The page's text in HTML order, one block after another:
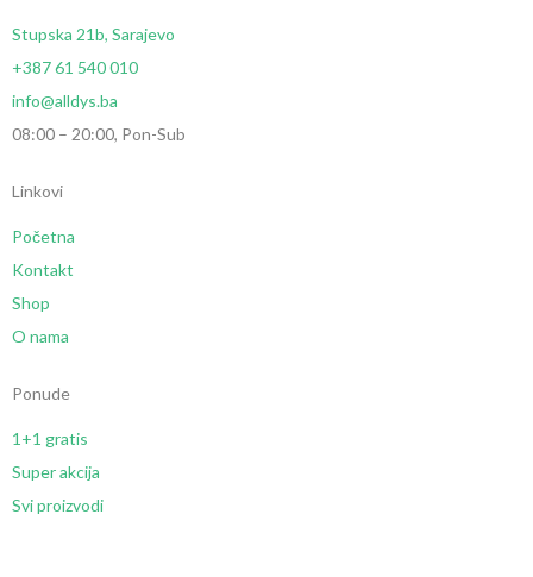
Stupska 21b, Sarajevo
+387 61 540 010
info@alldys.ba
08:00 – 20:00, Pon-Sub
Linkovi
Početna
Kontakt
Shop
O nama
Ponude
1+1 gratis
Super akcija
Svi proizvodi